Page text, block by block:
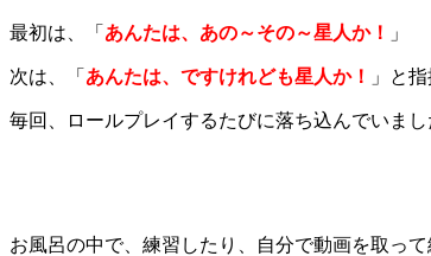
最初は、「 あんたは、あの～その～星人か！ 」
次は、「 あんたは、ですけれども星人か！ 」と
毎回、ロールプレイするたびに落ち込んでいまし
お風呂の中で、練習したり、自分で動画を取って